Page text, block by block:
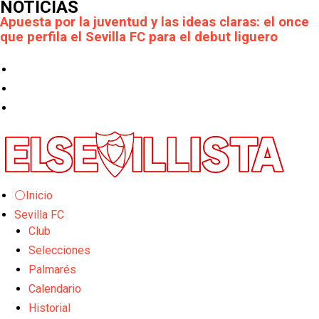
NOTICIAS
Apuesta por la juventud y las ideas claras: el once
que perfila el Sevilla FC para el debut liguero
derrota
Crónica Pretemporada | Xerez DFC 1-0 Sevilla
Crónica Pretemporada I Bayer Leverkusen 2-1
Sevilla FC
El Tribunal Superior de Justicia concede la
cautelar a Isi Palazón
Sevilla Femenino para la 2026/27
Celta y Rayo agitan el mercado de La Liga
⚪Inicio
Sevilla FC
Club
Selecciones
Palmarés
Calendario
Historial